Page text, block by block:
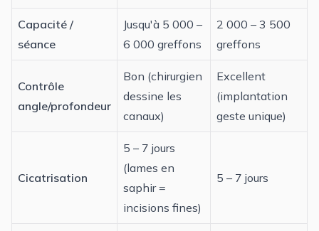
Capacité /
séance
Jusqu'à 5 000 –
6 000 greffons
2 000 – 3 500
greffons
Contrôle
angle/profondeur
Bon (chirurgien
dessine les
canaux)
Excellent
(implantation
geste unique)
Cicatrisation
5 – 7 jours
(lames en
saphir =
incisions fines)
5 – 7 jours